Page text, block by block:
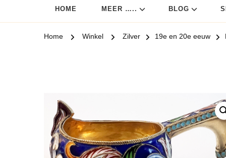
HOME MEER ….. BLOG
Home Winkel Zilver 19e en 20e eeuw